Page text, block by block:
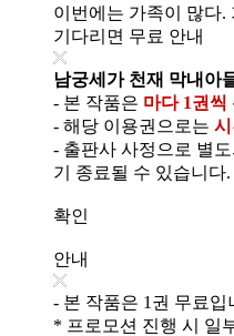
이번에는 가족이 많다.
기다리면 무료 안내
남궁세가 천재 막내아
- 본 작품은 마다 1권씩
- 해당 이용권으로는
- 출판사 사정으로 별
기 종료될 수 있습니다.
확인
안내
- 본 작품은 1권 무료입
* 프로모션 진행 시 일